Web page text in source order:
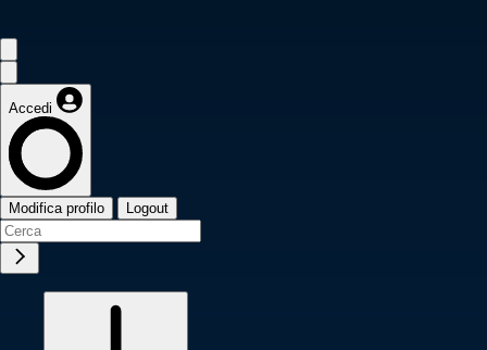
Accedi
Modifica profilo Logout